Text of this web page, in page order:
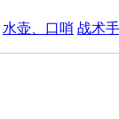
水壶、口哨 战术